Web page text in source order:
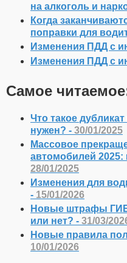
на алкоголь и
Когда
поправки для
Изменения ПДД с
Изменения ПДД с
Самое
Что такое
нужен? - 30/01/2025
Массовое
автомобилей
28/01/2025
Изменения для
- 15/01/2026
Новые штрафы
или нет? - 31/03/
Новые правила
10/01/2026